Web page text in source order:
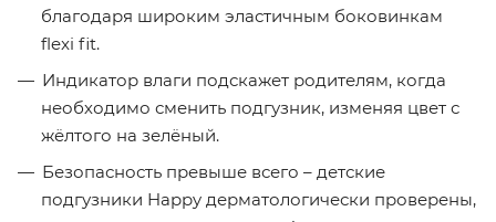
благодаря широким эластичным боковинкам
flexi fit.
Индикатор влаги подскажет родителям, когда
необходимо сменить подгузник, изменяя цвет с
жёлтого на зелёный.
Безопасность превыше всего – детские
подгузники Happy дерматологически проверены,